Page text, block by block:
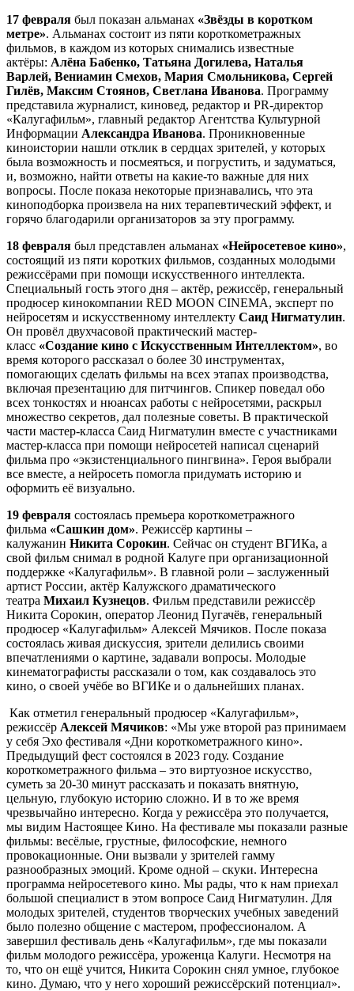
17 февраля был показан альманах «Звёзды в коротком
метре». Альманах состоит из пяти короткометражных
фильмов, в каждом из которых снимались известные
актёры: Алёна Бабенко, Татьяна Догилева, Наталья
Варлей, Вениамин Смехов, Мария Смольникова, Сергей
Гилёв, Максим Стоянов, Светлана Иванова. Программу
представила журналист, киновед, редактор и PR-директор
«Калугафильм», главный редактор Агентства Культурной
Информации Александра Иванова. Проникновенные
киноистории нашли отклик в сердцах зрителей, у которых
была возможность и посмеяться, и погрустить, и задуматься,
и, возможно, найти ответы на какие-то важные для них
вопросы. После показа некоторые признавались, что эта
киноподборка произвела на них терапевтический эффект, и
горячо благодарили организаторов за эту программу.
18 февраля был представлен альманах «Нейросетевое кино»,
состоящий из пяти коротких фильмов, созданных молодыми
режиссёрами при помощи искусственного интеллекта.
Специальный гость этого дня – актёр, режиссёр, генеральный
продюсер кинокомпании RED MOON CINEMA, эксперт по
нейросетям и искусственному интеллекту Саид Нигматулин.
Он провёл двухчасовой практический мастер-
класс «Создание кино с Искусственным Интеллектом», во
время которого рассказал о более 30 инструментах,
помогающих сделать фильмы на всех этапах производства,
включая презентацию для питчингов. Спикер поведал обо
всех тонкостях и нюансах работы с нейросетями, раскрыл
множество секретов, дал полезные советы. В практической
части мастер-класса Саид Нигматулин вместе с участниками
мастер-класса при помощи нейросетей написал сценарий
фильма про «экзистенциального пингвина». Героя выбрали
все вместе, а нейросеть помогла придумать историю и
оформить её визуально.
19 февраля состоялась премьера короткометражного
фильма «Сашкин дом». Режиссёр картины –
калужанин Никита Сорокин. Сейчас он студент ВГИКа, а
свой фильм снимал в родной Калуге при организационной
поддержке «Калугафильм». В главной роли – заслуженный
артист России, актёр Калужского драматического
театра Михаил Кузнецов. Фильм представили режиссёр
Никита Сорокин, оператор Леонид Пугачёв, генеральный
продюсер «Калугафильм» Алексей Мячиков. После показа
состоялась живая дискуссия, зрители делились своими
впечатлениями о картине, задавали вопросы. Молодые
кинематографисты рассказали о том, как создавалось это
кино, о своей учёбе во ВГИКе и о дальнейших планах.
Как отметил генеральный продюсер «Калугафильм»,
режиссёр Алексей Мячиков: «Мы уже второй раз принимаем
у себя Эхо фестиваля «Дни короткометражного кино».
Предыдущий фест состоялся в 2023 году. Создание
короткометражного фильма – это виртуозное искусство,
суметь за 20-30 минут рассказать и показать внятную,
цельную, глубокую историю сложно. И в то же время
чрезвычайно интересно. Когда у режиссёра это получается,
мы видим Настоящее Кино. На фестивале мы показали разные
фильмы: весёлые, грустные, философские, немного
провокационные. Они вызвали у зрителей гамму
разнообразных эмоций. Кроме одной – скуки. Интересна
программа нейросетевого кино. Мы рады, что к нам приехал
большой специалист в этом вопросе Саид Нигматулин. Для
молодых зрителей, студентов творческих учебных заведений
было полезно общение с мастером, профессионалом. А
завершил фестиваль день «Калугафильм», где мы показали
фильм молодого режиссёра, уроженца Калуги. Несмотря на
то, что он ещё учится, Никита Сорокин снял умное, глубокое
кино. Думаю, что у него хороший режиссёрский потенциал».